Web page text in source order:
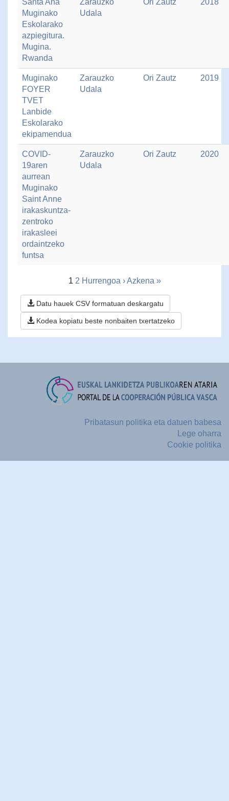
Santa Ana
Muginako
Eskolarako
azpiegitura.
Mugina.
Rwanda
Zarauzko
Udala
Ori Zautz 2018
Muginako
FOYER
TVET
Lanbide
Eskolarako
ekipamendua
Zarauzko
Udala
Ori Zautz 2019
COVID-
19aren
aurrean
Muginako
Saint Anne
irakaskuntza-
zentroko
irakasleei
ordaintzeko
funtsa
Zarauzko
Udala
Ori Zautz 2020
1 2 Hurrengoa › Azkena »
Datu hauek CSV formatuan deskargatu
Kodea kopiatu beste nonbaiten txertatzeko
Pribatasun politika eta datuen babesa
Lege oharra
Cookie politika